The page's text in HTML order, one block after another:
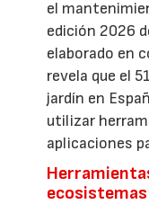
el
edición 2026
elaborado en
revela que el
jardín en
utilizar
aplicaciones